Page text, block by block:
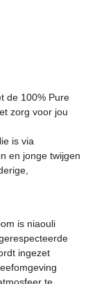
de 100% Pure
zorg voor jou
is via
en jonge twijgen
is niaouli
ingezet